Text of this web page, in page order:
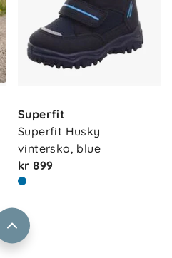
Superfit
Superfit Husky
vintersko, blue
kr 899